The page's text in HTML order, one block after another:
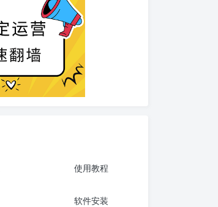
使用教程
软件安装